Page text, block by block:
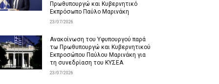
Πρωθυπουργώ και Κυβερνητικό
Εκπρόσωπο Παύλο Μαρινάκη
23/07/2026
Ανακοίνωση του Υφυπουργού παρά
τω Πρωθυπουργώ και Κυβερνητικού
Εκπροσώπου Παύλου Μαρινάκη για
τη συνεδρίαση του ΚΥΣΕΑ
23/07/2026